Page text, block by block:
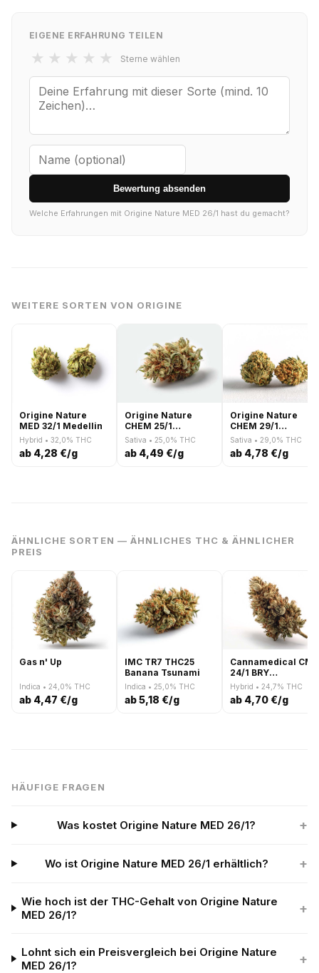
EIGENE ERFAHRUNG TEILEN
★ ★ ★ ★ ★ Sterne wählen
Bewertung absenden
Welche Erfahrungen mit Origine Nature MED 26/1 hast du gemacht?
WEITERE SORTEN VON ORIGINE
Origine Nature
MED 32/1 Medellin
Hybrid • 32,0% THC
ab 4,28 €/g
Origine Nature
CHEM 25/1
Chemdawg OG
Sativa • 25,0% THC
ab 4,49 €/g
Origine Nature
CHEM 29/1
Chemdawg OG
Sativa • 29,0% THC
ab 4,78 €/g
ÄHNLICHE SORTEN — ÄHNLICHES THC & ÄHNLICHER
PREIS
Gas n' Up
Indica • 24,0% THC
ab 4,47 €/g
IMC TR7 THC25
Banana Tsunami
Indica • 25,0% THC
ab 5,18 €/g
Cannamedical CM
24/1 BRY
Strawberry OG
Hybrid • 24,7% THC
ab 4,70 €/g
HÄUFIGE FRAGEN
Was kostet Origine Nature MED 26/1? +
Wo ist Origine Nature MED 26/1 erhältlich? +
Wie hoch ist der THC-Gehalt von Origine Nature
MED 26/1?
+
Lohnt sich ein Preisvergleich bei Origine Nature
MED 26/1?
+